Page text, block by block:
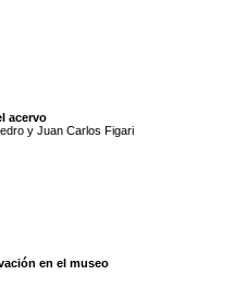
acervo
y Juan Carlos Figari
en el museo